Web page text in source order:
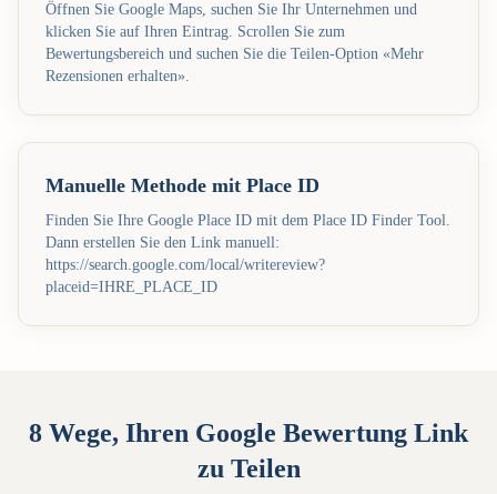
Öffnen Sie Google Maps, suchen Sie Ihr Unternehmen und
klicken Sie auf Ihren Eintrag. Scrollen Sie zum
Bewertungsbereich und suchen Sie die Teilen-Option «Mehr
Rezensionen erhalten».
Manuelle Methode mit Place ID
Finden Sie Ihre Google Place ID mit dem Place ID Finder Tool.
Dann erstellen Sie den Link manuell:
https://search.google.com/local/writereview?
placeid=IHRE_PLACE_ID
8 Wege, Ihren Google Bewertung Link
zu Teilen